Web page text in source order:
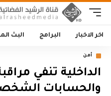
اخر الاخبار البرامج البث
أمن
الداخلية تنفي
والحسابات